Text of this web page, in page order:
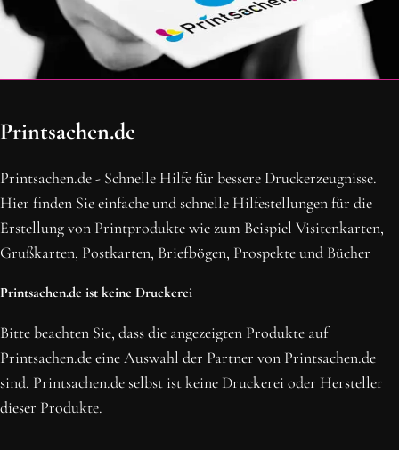
OH SCHON AM ENDE ANGEKOMMEN
BLEIBE MIT UNS IN VERBINDUNG!
Erhalte die neusten Beiträge, sichere dir Top-Angebote und
abonniere unseren Newsletter.
NEWSLETTER ABONNIEREN
Printsachen.de
Printsachen.de - Schnelle Hilfe für bessere Druckerzeugnisse.
Hier finden Sie einfache und schnelle Hilfestellungen für die
Erstellung von Printprodukte wie zum Beispiel Visitenkarten,
Grußkarten, Postkarten, Briefbögen, Prospekte und Bücher
Printsachen.de ist keine Druckerei
Bitte beachten Sie, dass die angezeigten Produkte auf
Printsachen.de eine Auswahl der Partner von Printsachen.de
sind. Printsachen.de selbst ist keine Druckerei oder Hersteller
dieser Produkte.